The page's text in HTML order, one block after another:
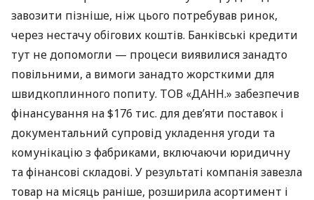
завозити пізніше, ніж цього потребував ринок,
через нестачу обігових коштів. Банківські кредити
тут не допомогли — процеси виявилися занадто
повільними, а вимоги занадто жорсткими для
швидкоплинного попиту. ТОВ «ДАНН.» забезпечив
фінансування на $176 тис. для дев’яти поставок і
документальний супровід укладення угоди та
комунікацію з фабриками, включаючи юридичну
та фінансові складові. У результаті компанія завезла
товар на місяць раніше, розширила асортимент і